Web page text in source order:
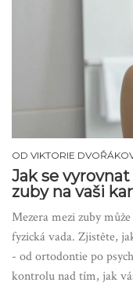
OD VIKTORIE
Jak se
zuby na vaši
Mezera mezi zuby
fyzická vada. Zjistěte,
- od ortodontie po
kontrolu nad tím, jak